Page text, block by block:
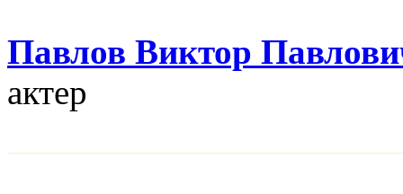
Павлов Виктор
актер